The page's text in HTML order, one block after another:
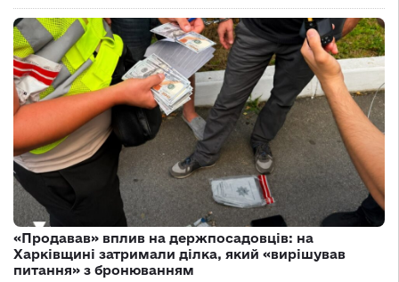
«Продавав» вплив на держпосадовців: на
Харківщині затримали ділка, який «вирішував
питання» з бронюванням